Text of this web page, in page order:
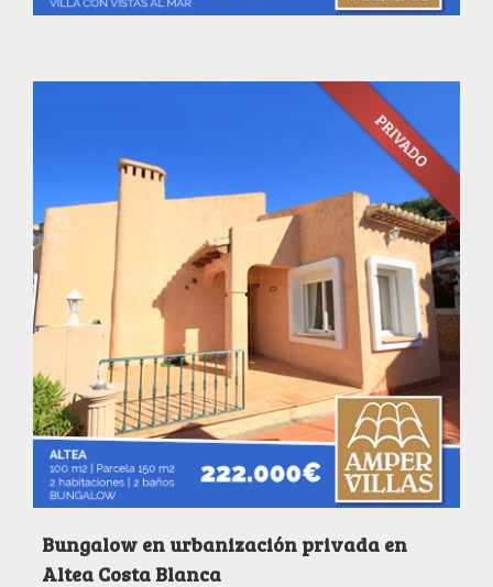
Bungalow en urbanización privada en
Altea Costa Blanca